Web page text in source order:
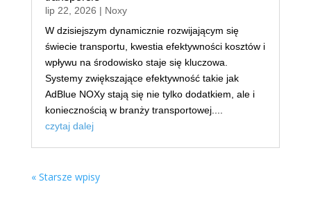
lip 22, 2026 | Noxy
W dzisiejszym dynamicznie rozwijającym się
świecie transportu, kwestia efektywności kosztów i
wpływu na środowisko staje się kluczowa.
Systemy zwiększające efektywność takie jak
AdBlue NOXy stają się nie tylko dodatkiem, ale i
koniecznością w branży transportowej....
czytaj dalej
« Starsze wpisy